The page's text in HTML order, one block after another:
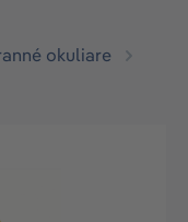
okuliare